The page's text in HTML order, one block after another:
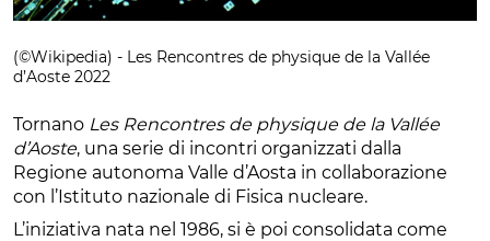
(©Wikipedia) - Les Rencontres de physique de la Vallée
d’Aoste 2022
Tornano Les Rencontres de physique de la Vallée
d’Aoste, una serie di incontri organizzati dalla
Regione autonoma Valle d’Aosta in collaborazione
con l’Istituto nazionale di Fisica nucleare.
L’iniziativa nata nel 1986, si è poi consolidata come